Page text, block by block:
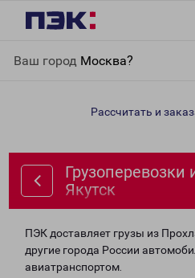
Ваш город Москва?
Якутск
Рассчитать и
Грузоперевозки
Якутск
ПЭК доставляет грузы из
другие города России
авиатранспортом.